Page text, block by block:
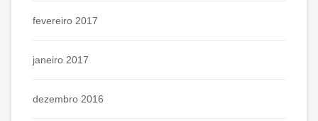
fevereiro 2017
janeiro 2017
dezembro 2016